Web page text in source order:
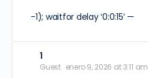
-1); waitfor delay ‘0:0:15’ —
1
Guest enero 9, 2026 at 3:11 am